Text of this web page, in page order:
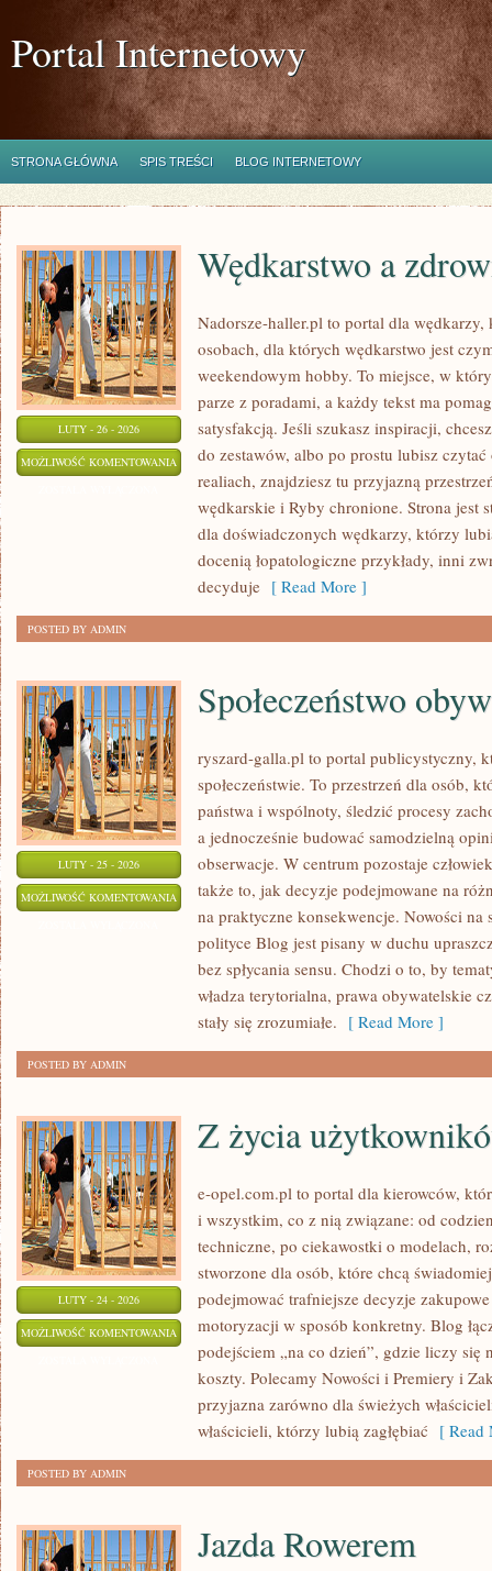
Portal Internetowy
STRONA GŁÓWNA SPIS TREŚCI BLOG INTERNETOWY
LUTY - 26 - 2026
MOŻLIWOŚĆ KOMENTOWANIA WĘDKARSTWO
ZDROWIE
Wędkarstwo a
Nadorsze-haller.pl to portal dla wędkarzy,
osobach, dla których wędkarstwo jest
weekendowym hobby. To miejsce, w
parze z poradami, a każdy tekst ma
satysfakcją. Jeśli szukasz inspiracji,
do zestawów, albo po prostu lubisz
realiach, znajdziesz tu przyjazną
wędkarskie i Ryby chronione. Strona jest
dla doświadczonych wędkarzy, którzy
docenią łopatologiczne przykłady, inni
decyduje [ Read More ]
POSTED BY ADMIN
LUTY - 25 - 2026
MOŻLIWOŚĆ KOMENTOWANIA SPOŁECZEŃSTWO
OBYWATELSKIE
Społeczeństwo
ryszard-galla.pl to portal publicystyczny,
społeczeństwie. To przestrzeń dla osób,
państwa i wspólnoty, śledzić procesy
a jednocześnie budować samodzielną
obserwacje. W centrum pozostaje
także to, jak decyzje podejmowane na
na praktyczne konsekwencje. Nowości
polityce Blog jest pisany w duchu
bez spłycania sensu. Chodzi o to, by
władza terytorialna, prawa obywatelskie
stały się zrozumiałe. [ Read More ]
POSTED BY ADMIN
LUTY - 24 - 2026
MOŻLIWOŚĆ KOMENTOWANIA
ŻYCIA
UŻYTKOWNIKÓW
Z życia
e-opel.com.pl to portal dla kierowców,
i wszystkim, co z nią związane: od
techniczne, po ciekawostki o modelach,
stworzone dla osób, które chcą
podejmować trafniejsze decyzje
motoryzacji w sposób konkretny. Blog
podejściem „na co dzień”, gdzie liczy
koszty. Polecamy Nowości i Premiery i
przyjazna zarówno dla świeżych
właścicieli, którzy lubią zagłębiać [ Read
POSTED BY ADMIN
Jazda Rowerem